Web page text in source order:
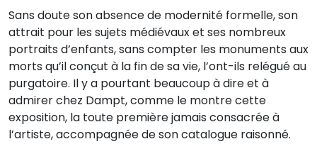
Sans doute son absence de modernité formelle, son
attrait pour les sujets médiévaux et ses nombreux
portraits d’enfants, sans compter les monuments aux
morts qu’il conçut à la fin de sa vie, l’ont-ils relégué au
purgatoire. Il y a pourtant beaucoup à dire et à
admirer chez Dampt, comme le montre cette
exposition, la toute première jamais consacrée à
l’artiste, accompagnée de son catalogue raisonné.